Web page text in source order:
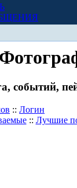
событий,
:: Логин
:: Лучшие